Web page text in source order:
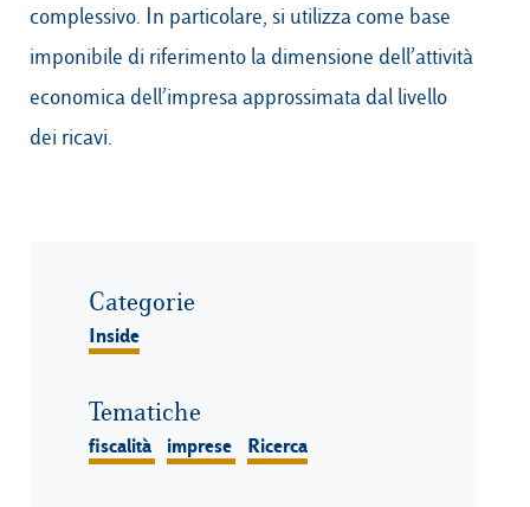
complessivo. In particolare, si utilizza come base
imponibile di riferimento la dimensione dell’attività
economica dell’impresa approssimata dal livello
dei ricavi.
Categorie
Inside
Tematiche
fiscalità imprese Ricerca